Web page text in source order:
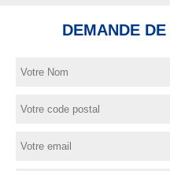
DEMANDE